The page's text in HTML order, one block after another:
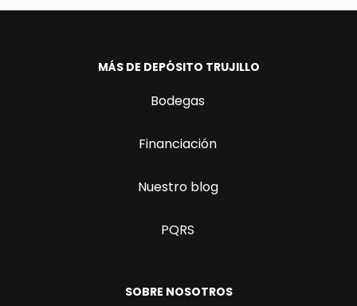
MÁS DE DEPÓSITO TRUJILLO
Bodegas
Financiación
Nuestro blog
PQRS
SOBRE NOSOTROS